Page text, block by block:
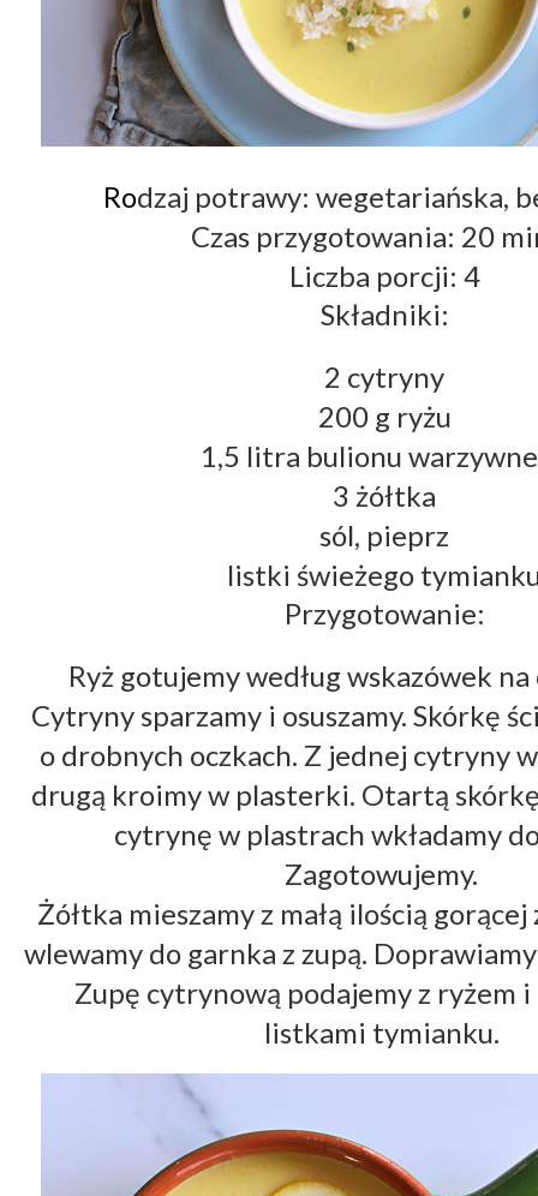
Rodzaj potrawy: wegetariańska,
Czas przygotowania: 20
Liczba porcji: 4
Składniki:
2 cytryny
200 g ryżu
1,5 litra bulionu
3 żółtka
sól, pieprz
listki świeżego
Przygotowanie:
Ryż gotujemy według wskazówek
Cytryny sparzamy i osuszamy. Skórkę
o drobnych oczkach. Z jednej cytryny
drugą kroimy w plasterki. Otartą
cytrynę w plastrach wkładamy
Zagotowujemy.
Żółtka mieszamy z małą ilością gorącej
wlewamy do garnka z zupą.
Zupę cytrynową podajemy z ryżem
listkami tymianku.